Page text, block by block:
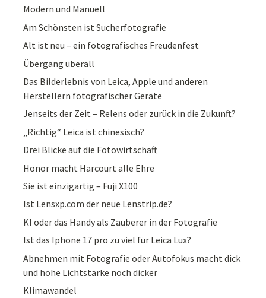
Modern und Manuell
Am Schönsten ist Sucherfotografie
Alt ist neu – ein fotografisches Freudenfest
Übergang überall
Das Bilderlebnis von Leica, Apple und anderen
Herstellern fotografischer Geräte
Jenseits der Zeit – Relens oder zurück in die Zukunft?
„Richtig“ Leica ist chinesisch?
Drei Blicke auf die Fotowirtschaft
Honor macht Harcourt alle Ehre
Sie ist einzigartig – Fuji X100
Ist Lensxp.com der neue Lenstrip.de?
KI oder das Handy als Zauberer in der Fotografie
Ist das Iphone 17 pro zu viel für Leica Lux?
Abnehmen mit Fotografie oder Autofokus macht dick
und hohe Lichtstärke noch dicker
Klimawandel